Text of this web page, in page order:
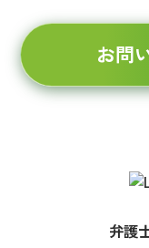
お問
弁護